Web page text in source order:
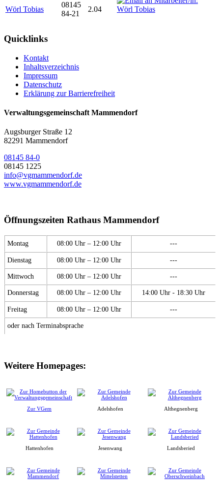
Wörl Tobias
08145
84-21
2.04
Quicklinks
Kontakt
Inhaltsverzeichnis
Impressum
Datenschutz
Erklärung zur Barrierefreiheit
Verwaltungsgemeinschaft Mammendorf
Augsburger Straße 12
82291 Mammendorf
08145 84-0
08145 1225
info@vgmammendorf.de
www.vgmammendorf.de
Öffnungszeiten Rathaus Mammendorf
Montag 08:00 Uhr – 12:00 Uhr ---
Dienstag 08:00 Uhr – 12:00 Uhr ---
Mittwoch 08:00 Uhr – 12:00 Uhr ---
Donnerstag 08:00 Uhr – 12:00 Uhr 14:00 Uhr - 18:30 Uhr
Freitag 08:00 Uhr – 12:00 Uhr ---
oder nach Terminabsprache
Weitere Homepages:
Zur VGem Adelshofen Althegnenberg
Hattenhofen Jesenwang Landsberied